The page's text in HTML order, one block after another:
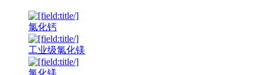
氯化钙
工业级氯化镁
氯化镁